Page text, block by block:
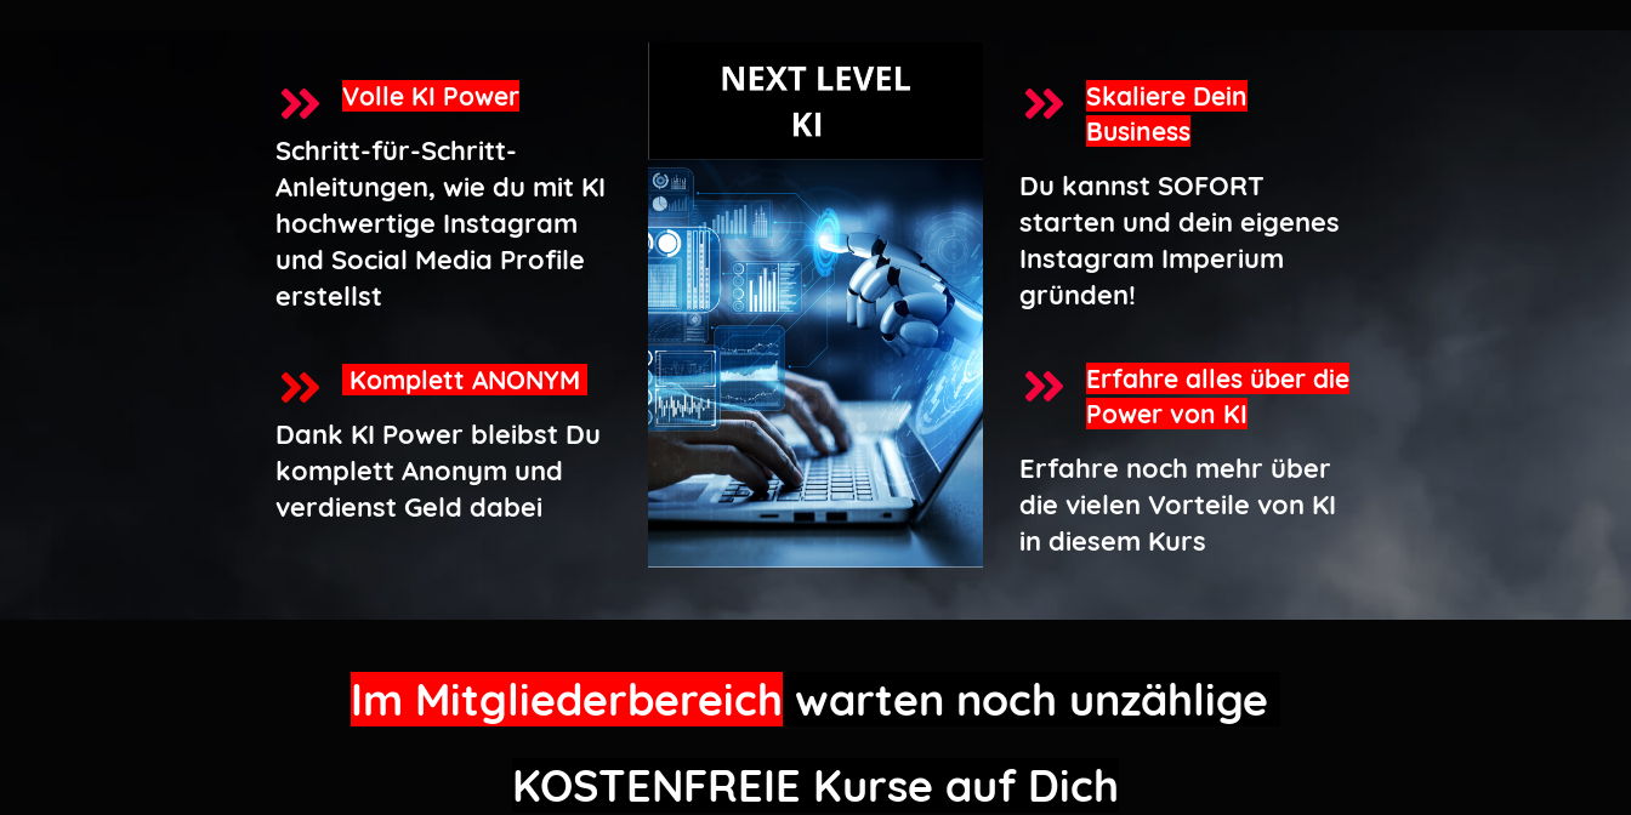
Volle KI Power
Schritt-für-Schritt-
Anleitungen, wie du mit KI
hochwertige Instagram
und Social Media Profile
erstellst
Komplett ANONYM
Dank KI Power bleibst Du
komplett Anonym und
verdienst Geld dabei
Skaliere Dein
Business
Du kannst SOFORT
starten und dein eigenes
Instagram Imperium
gründen!
Erfahre alles über die
Power von KI
Erfahre noch mehr über
die vielen Vorteile von KI
in diesem Kurs
Im Mitgliederbereich warten noch unzählige
KOSTENFREIE Kurse auf Dich